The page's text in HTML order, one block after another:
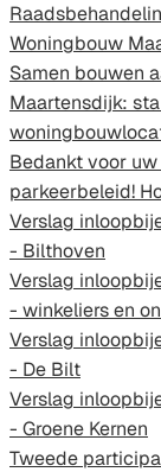
Woningbouw
Samen bouwen
Maartensdijk:
Bedankt voor
parkeerbeleid!
Verslag
- Bilthoven
Verslag
- winkeliers en
Verslag
- De Bilt
Verslag
- Groene Kernen
Tweede